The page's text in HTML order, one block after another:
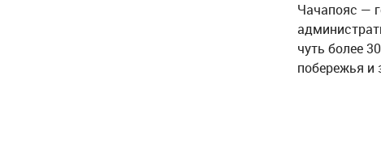
Чачапояс —
чуть более
побережья и